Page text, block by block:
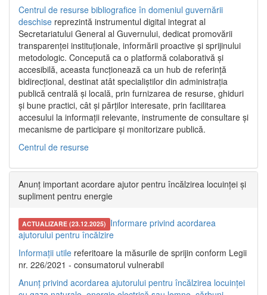
Centrul de resurse bibliografice în domeniul guvernării
deschise reprezintă instrumentul digital integrat al
Secretariatului General al Guvernului, dedicat promovării
transparenței instituționale, informării proactive și sprijinului
metodologic. Concepută ca o platformă colaborativă și
accesibilă, aceasta funcționează ca un hub de referință
bidirecțional, destinat atât specialiștilor din administrația
publică centrală și locală, prin furnizarea de resurse, ghiduri
și bune practici, cât și părților interesate, prin facilitarea
accesului la informații relevante, instrumente de consultare și
mecanisme de participare și monitorizare publică.
Centrul de resurse
Anunț important acordare ajutor pentru încălzirea locuinței și
supliment pentru energie
ACTUALIZARE (23.12.2025) Informare privind acordarea
ajutorului pentru încălzire
Informații utile referitoare la măsurile de sprijin conform Legii
nr. 226/2021 - consumatorul vulnerabil
Anunț privind acordarea ajutorului pentru încălzirea locuinței